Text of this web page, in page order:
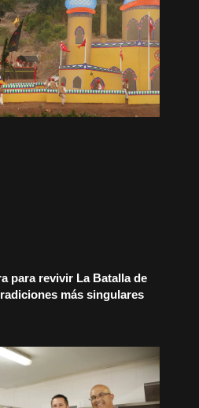
para revivir La Batalla de
más singulares